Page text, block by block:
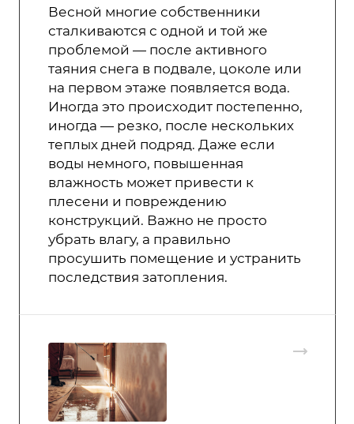
Весной многие собственники
сталкиваются с одной и той же
проблемой — после активного
таяния снега в подвале, цоколе или
на первом этаже появляется вода.
Иногда это происходит постепенно,
иногда — резко, после нескольких
теплых дней подряд. Даже если
воды немного, повышенная
влажность может привести к
плесени и повреждению
конструкций. Важно не просто
убрать влагу, а правильно
просушить помещение и устранить
последствия затопления.